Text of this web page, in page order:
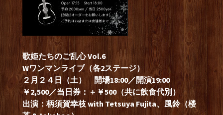
歌姫たちのご乱心 Vol.6
Wワンマンライブ（各2ステージ）
２月２４ 日（土） 開場18:00／開演19:00
￥2,500／当日券：＋￥500（共に飲食代別）
出演：柄須賀幸枝 with Tetsuya Fujita、風鈴（楼